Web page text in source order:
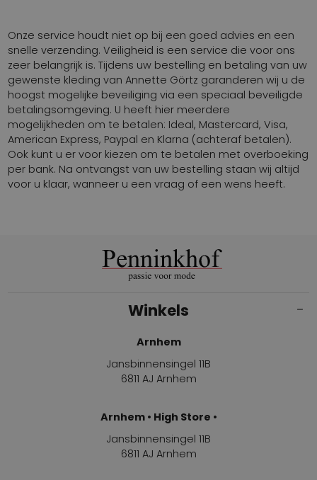
Onze service houdt niet op bij een goed advies en een
snelle verzending. Veiligheid is een service die voor ons
zeer belangrijk is. Tijdens uw bestelling en betaling van uw
gewenste kleding van Annette Görtz garanderen wij u de
hoogst mogelijke beveiliging via een speciaal beveiligde
betalingsomgeving. U heeft hier meerdere
mogelijkheden om te betalen: Ideal, Mastercard, Visa,
American Express, Paypal en Klarna (achteraf betalen).
Ook kunt u er voor kiezen om te betalen met overboeking
per bank. Na ontvangst van uw bestelling staan wij altijd
voor u klaar, wanneer u een vraag of een wens heeft.
Winkels
Arnhem
Jansbinnensingel 11B
6811 AJ Arnhem
Arnhem • High Store •
Jansbinnensingel 11B
6811 AJ Arnhem